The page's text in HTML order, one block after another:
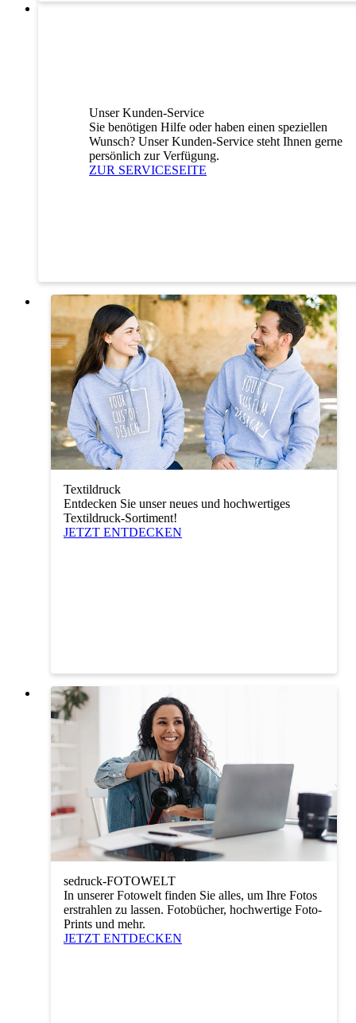
Unser Kunden-Service
Sie benötigen Hilfe oder haben einen speziellen
Wunsch? Unser Kunden-Service steht Ihnen gerne
persönlich zur Verfügung.
ZUR SERVICESEITE
Textildruck
Entdecken Sie unser neues und hochwertiges
Textildruck-Sortiment!
JETZT ENTDECKEN
sedruck-FOTOWELT
In unserer Fotowelt finden Sie alles, um Ihre Fotos
erstrahlen zu lassen. Fotobücher, hochwertige Foto-
Prints und mehr.
JETZT ENTDECKEN